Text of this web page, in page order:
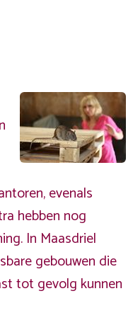
evenals
hebben nog
In Maasdriel
gebouwen die
tot gevolg kunnen